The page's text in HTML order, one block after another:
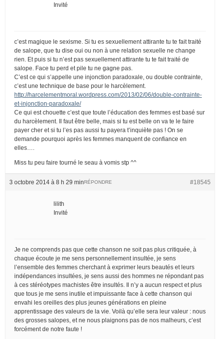
Invité
c’est magique le sexisme. Si tu es sexuellement attirante tu te fait traité
de salope, que tu dise oui ou non à une relation sexuelle ne change
rien. Et puis si tu n’est pas sexuellement attirante tu te fait traité de
salope. Face tu perd et pile tu ne gagne pas.
C’est ce qui s’appelle une injonction paradoxale, ou double contrainte,
c’est une technique de base pour le harcèlement.
http://harcelementmoral.wordpress.com/2013/02/06/double-contrainte-
et-injonction-paradoxale/
Ce qui est chouette c’est que toute l’éducation des femmes est basé sur
du harcèlement. Il faut être belle, mais si tu est belle on va te le faire
payer cher et si tu l’es pas aussi tu payera t’inquiète pas ! On se
demande pourquoi après les femmes manquent de confiance en
elles….
Miss tu peu faire tourné le seau à vomis stp ^^
3 octobre 2014 à 8 h 29 min #18545
RÉPONDRE
lilith
Invité
Je ne comprends pas que cette chanson ne soit pas plus critiquée, à
chaque écoute je me sens personnellement insultée, je sens
l’ensemble des femmes cherchant à exprimer leurs beautés et leurs
indépendances insultées, je sens aussi des hommes ne répondant pas
à ces stéréotypes machistes être insultés. Il n’y a aucun respect et plus
que tous je me sens inutile et impuissante face à cette chanson qui
envahi les oreilles des plus jeunes générations en pleine
apprentissage des valeurs de la vie. Voilà qu’elle sera leur valeur : nous
des grosses salopes, et ne nous plaignons pas de nos malheurs, c’est
forcément de notre faute !